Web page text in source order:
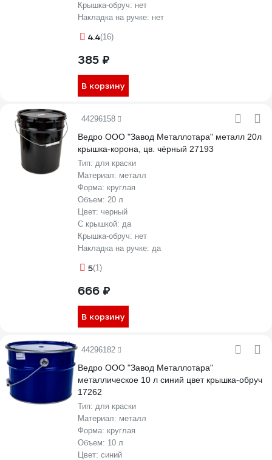
Крышка-обруч: нет
Накладка на ручке: нет
4.4(16)
385 ₽
В корзину
44296158
Ведро ООО "Завод Металлотара" металл 20л
крышка-корона, цв. чёрный 27193
Тип: для краски
Материал: металл
Форма: круглая
Объем: 20 л
Цвет: черный
С крышкой: да
Крышка-обруч: нет
Накладка на ручке: да
5(1)
666 ₽
В корзину
44296182
Ведро ООО "Завод Металлотара"
металлическое 10 л синий цвет крышка-обруч
17262
Тип: для краски
Материал: металл
Форма: круглая
Объем: 10 л
Цвет: синий